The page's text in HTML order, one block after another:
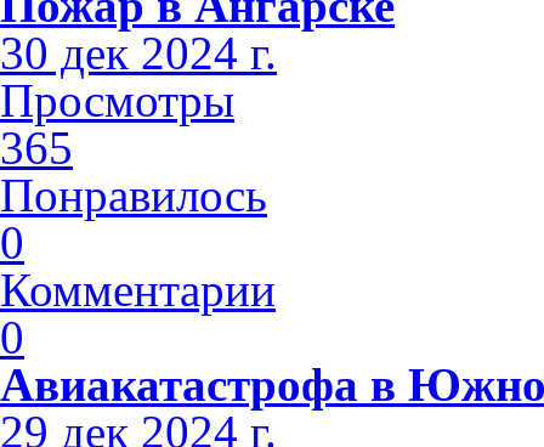
30 дек 2024 г.
Просмотры
365
Понравилось
0
Комментарии
0
Авиакатастрофа в
29 дек 2024 г.